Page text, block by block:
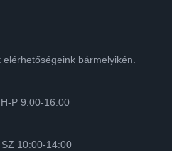
bármelyikén.
P 9:00-16:00
10:00-14:00